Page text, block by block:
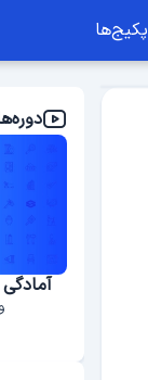
پکیج‌ها
عمران